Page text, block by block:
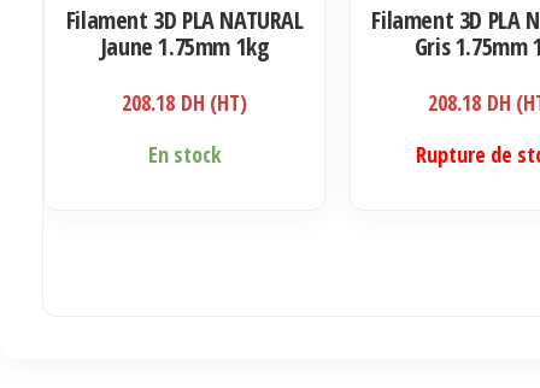
Filament 3D PLA NATURAL
Jaune 1.75mm 1kg
208.18 DH (HT)
En stock
Filament 3D PLA
Gris 1.75mm
208.18 DH
Rupture de